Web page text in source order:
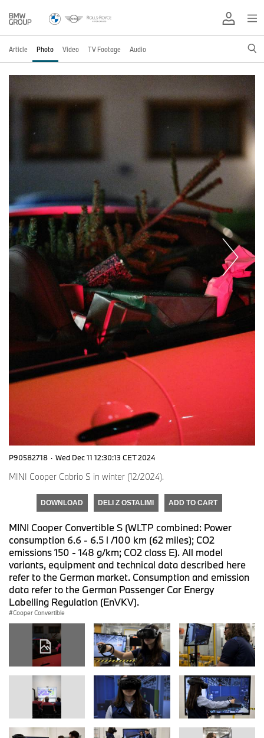
Article Photo Video TV Footage Audio
P90582718 · Wed Dec 11 12:30:13 CET 2024
MINI Cooper Cabrio S in winter (12/2024).
DOWNLOAD DELI Z OSTALIMI ADD TO CART
MINI Cooper Convertible S (WLTP combined: Power
consumption 6.6 - 6.5 l /100 km (62 miles); CO2
emissions 150 - 148 g/km; CO2 class E). All model
variants, equipment and technical data described here
refer to the German market. Consumption and emission
data refer to the German Passenger Car Energy
Labelling Regulation (EnVKV).
Cooper Convertible